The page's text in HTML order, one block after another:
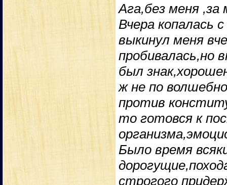
Ага,без меня
Вчера копалась
выкинул меня
пробивалась,но
был
ж не по
против
то готовся к
Было время
строгого